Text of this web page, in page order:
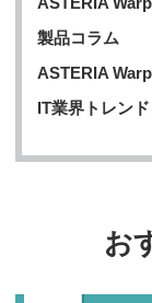
製品コラム
ASTERIA
IT業界トレンド
お